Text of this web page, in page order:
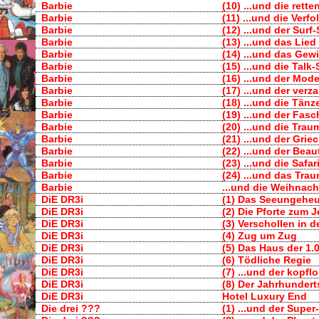
Barbie
(10) ...und die
Barbie
(11) ...und die
Barbie
(12) ...und der Surf-
Barbie
(13) ...und das
Barbie
(14) ...und das
Barbie
(15) ...und die Talk-
Barbie
(16) ...und der
Barbie
(17) ...und der
Barbie
(18) ...und die
Barbie
(19) ...und der
Barbie
(20) ...und die
Barbie
(21) ...und der
Barbie
(22) ...und der
Barbie
(23) ...und die Safari
Barbie
(24) ...und das
Barbie
...und die
DiE DR3i
(1) Das
DiE DR3i
(2) Die Pforte zum
DiE DR3i
(3) Verschollen in
DiE DR3i
(4) Zug um Zug
DiE DR3i
(5) Das Haus der
DiE DR3i
(6) Tödliche Regie
DiE DR3i
(7) ...und der
DiE DR3i
(8) Der
DiE DR3i
Hotel Luxury End
Die drei ???
(1) ...und der